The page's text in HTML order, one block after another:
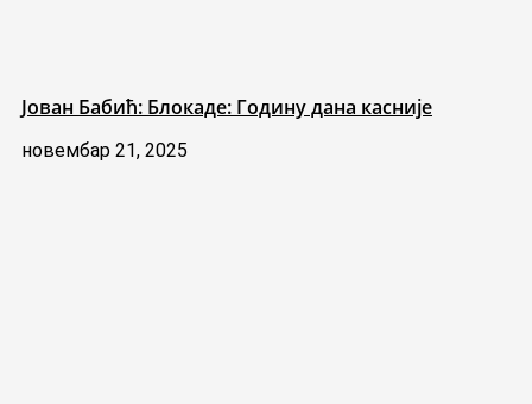
Јован Бабић: Блокаде: Годину дана касније
новембар 21, 2025